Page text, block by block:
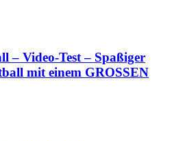
– Video-Test – Spaßiger
mit einem GROSSEN